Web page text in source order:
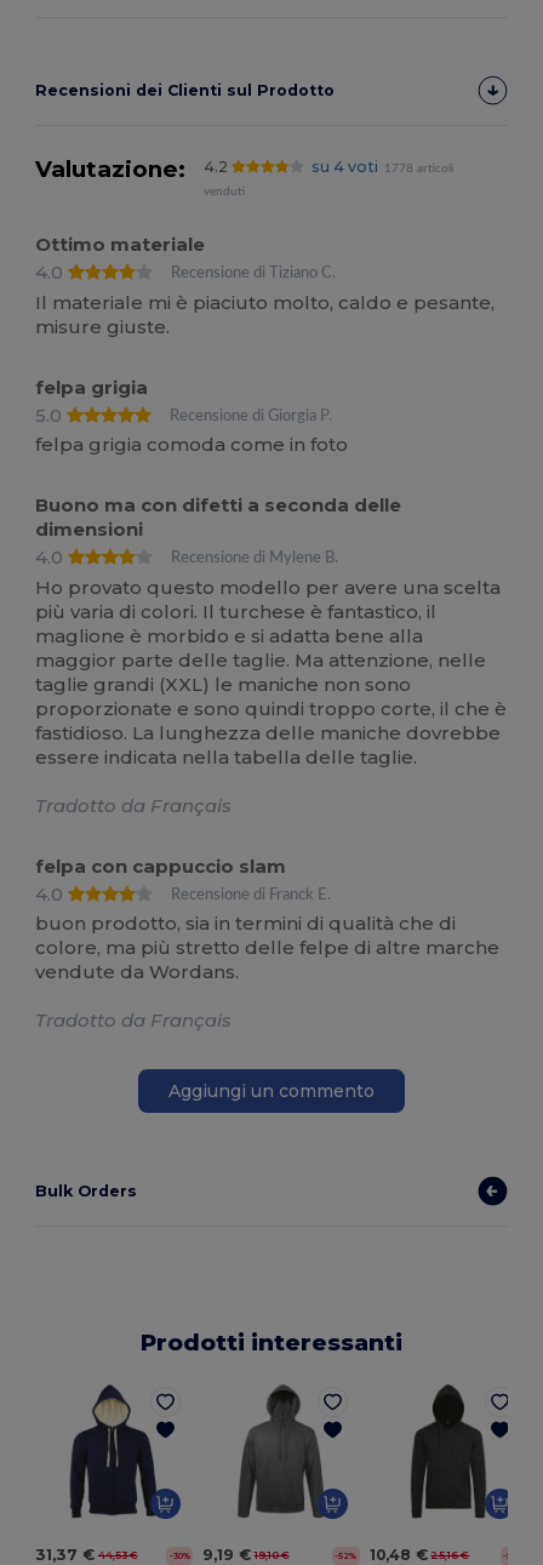
Recensioni dei Clienti sul Prodotto
Valutazione: 4.2 su 4 voti
1778 articoli
venduti
Ottimo materiale
4.0
Recensione di Tiziano C.
Il materiale mi è piaciuto molto, caldo e pesante,
misure giuste.
felpa grigia
5.0
Recensione di Giorgia P.
felpa grigia comoda come in foto
Buono ma con difetti a seconda delle
dimensioni
4.0
Recensione di Mylene B.
Ho provato questo modello per avere una scelta
più varia di colori. Il turchese è fantastico, il
maglione è morbido e si adatta bene alla
maggior parte delle taglie. Ma attenzione, nelle
taglie grandi (XXL) le maniche non sono
proporzionate e sono quindi troppo corte, il che è
fastidioso. La lunghezza delle maniche dovrebbe
essere indicata nella tabella delle taglie.
Tradotto da Français
felpa con cappuccio slam
4.0
Recensione di Franck E.
buon prodotto, sia in termini di qualità che di
colore, ma più stretto delle felpe di altre marche
vendute da Wordans.
Tradotto da Français
Aggiungi un commento
Bulk Orders
Prodotti interessanti
31,37 € 44,53 € -30% 9,19 € 19,10 € -52% 10,48 € 25,16 € -58%